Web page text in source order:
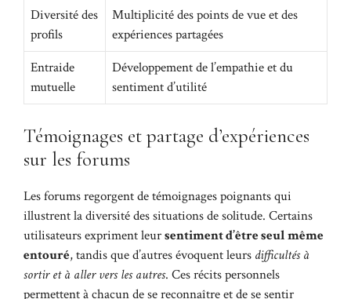
Diversité des
profils
Multiplicité des points de vue et des
expériences partagées
Entraide
mutuelle
Développement de l’empathie et du
sentiment d’utilité
Témoignages et partage d’expériences
sur les forums
Les forums regorgent de témoignages poignants qui
illustrent la diversité des situations de solitude. Certains
utilisateurs expriment leursentiment d’être seul même
entouré, tandis que d’autres évoquent leurs difficultés à
sortir et à aller vers les autres. Ces récits personnels
permettent à chacun de se reconnaître et de se sentir